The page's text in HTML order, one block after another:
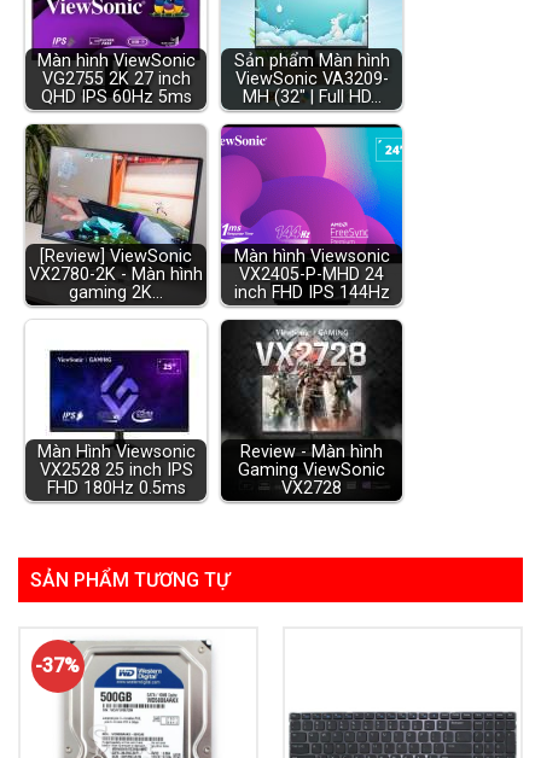
Màn hình ViewSonic
VG2755 2K 27 inch
QHD IPS 60Hz 5ms
Sản phẩm Màn hình
ViewSonic VA3209-
MH (32" | Full HD…
[Review] ViewSonic
VX2780-2K - Màn hình
gaming 2K…
Màn hình Viewsonic
VX2405-P-MHD 24
inch FHD IPS 144Hz
Màn Hình Viewsonic
VX2528 25 inch IPS
FHD 180Hz 0.5ms
Review - Màn hình
Gaming ViewSonic
VX2728
SẢN PHẨM TƯƠNG TỰ
-37%